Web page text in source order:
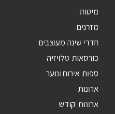
מיטות
מזרנים
חדרי שינה מעוצבים
כורסאות טלויזיה
ספות אירוח ונוער
ארונות
ארונות קודש